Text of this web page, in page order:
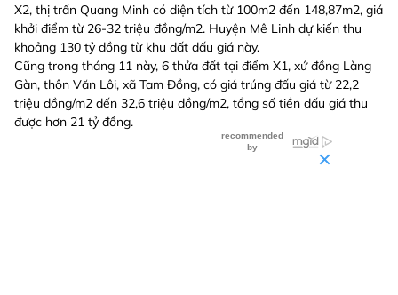
X2, thị trấn Quang Minh có diện tích từ 100m2 đến 148,87m2, giá
khởi điểm từ 26-32 triệu đồng/m2. Huyện Mê Linh dự kiến thu
khoảng 130 tỷ đồng từ khu đất đấu giá này.
Cũng trong tháng 11 này, 6 thửa đất tại điểm X1, xứ đồng Làng
Gàn, thôn Văn Lôi, xã Tam Đồng, có giá trúng đấu giá từ 22,2
triệu đồng/m2 đến 32,6 triệu đồng/m2, tổng số tiền đấu giá thu
được hơn 21 tỷ đồng.